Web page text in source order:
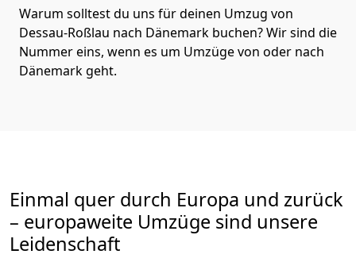
Warum solltest du uns für deinen Umzug von
Dessau-Roßlau nach Dänemark buchen? Wir sind die
Nummer eins, wenn es um Umzüge von oder nach
Dänemark geht.
Einmal quer durch Europa und zurück
– europaweite Umzüge sind unsere
Leidenschaft